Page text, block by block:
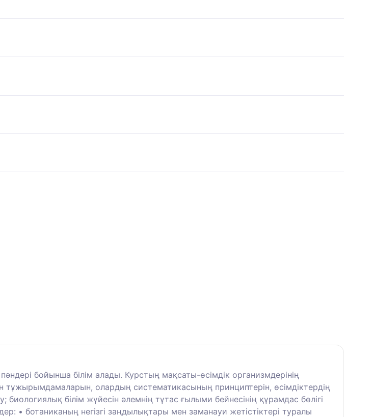
бойынша білім алады. Курстың мақсаты-өсімдік организмдерінің
тұжырымдамаларын, олардың систематикасының принциптерін, өсімдіктердің
білім жүйесін әлемнің тұтас ғылыми бейнесінің құрамдас бөлігі
• ботаниканың негізгі заңдылықтары мен заманауи жетістіктері туралы